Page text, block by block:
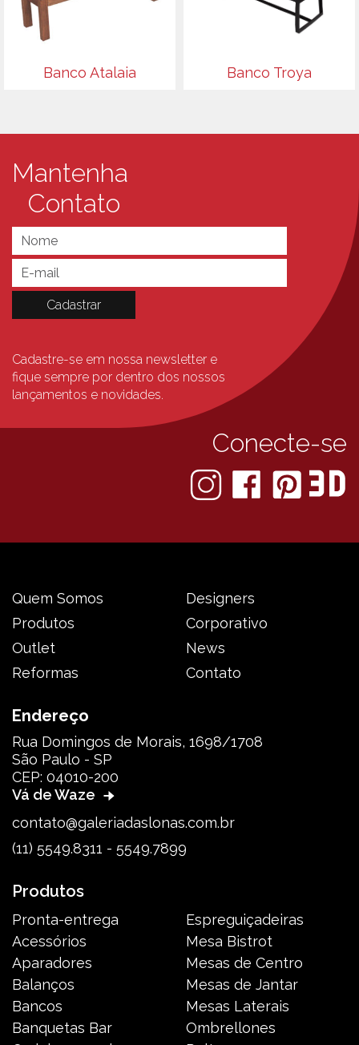
Banco Atalaia Banco Troya
Mantenha
Contato
Cadastre-se em nossa newsletter e
fique sempre por dentro dos nossos
lançamentos e novidades.
Conecte-se
Quem Somos
Produtos
Outlet
Reformas
Designers
Corporativo
News
Contato
Endereço
Rua Domingos de Morais, 1698/1708
São Paulo - SP
CEP: 04010-200
Vá de Waze
contato@galeriadaslonas.com.br
(11) 5549.8311 - 5549.7899
Produtos
Pronta-entrega
Acessórios
Aparadores
Balanços
Bancos
Banquetas Bar
Espreguiçadeiras
Mesa Bistrot
Mesas de Centro
Mesas de Jantar
Mesas Laterais
Ombrellones